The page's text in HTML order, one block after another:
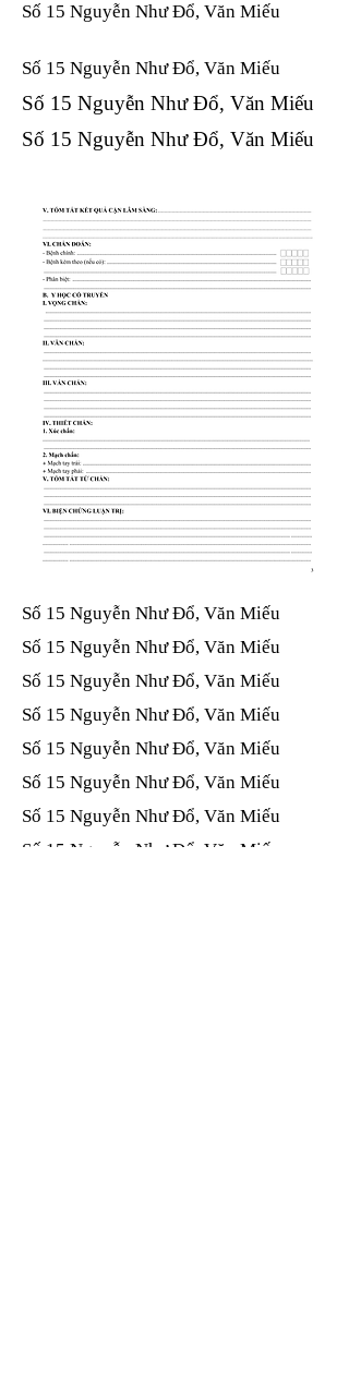
Số 15 Nguyễn Như Đổ, Văn Miếu
Số 15 Nguyễn Như Đổ, Văn Miếu​​​​
Số 15 Nguyễn Như Đổ, Văn Miếu​​​​
Số 15 Nguyễn Như Đổ, Văn Miếu​​​​
Số 15 Nguyễn Như Đổ, Văn Miếu​​​​
Số 15 Nguyễn Như Đổ, Văn Miếu​​​​
Số 15 Nguyễn Như Đổ, Văn Miếu​​​​
Số 15 Nguyễn Như Đổ, Văn Miếu​​​​
Số 15 Nguyễn Như Đổ, Văn Miếu​​​​
Số 15 Nguyễn Như Đổ, Văn Miếu​​​​
Số 15 Nguyễn Như Đổ, Văn Miếu​​​​
Số 15 Nguyễn Như Đổ, Văn Miếu​​​​